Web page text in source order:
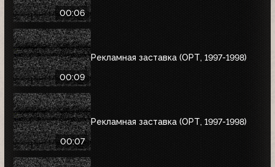
00:06
00:09
Рекламная заставка (ОРТ, 1997-1998)
00:07
Рекламная заставка (ОРТ, 1997-1998)